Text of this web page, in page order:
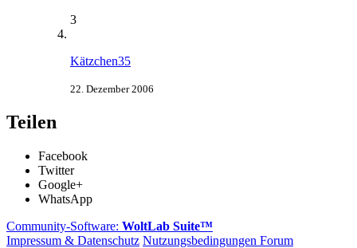
3
Kätzchen35
22. Dezember 2006
Teilen
Facebook
Twitter
Google+
WhatsApp
Community-Software: WoltLab Suite™
Impressum & Datenschutz Nutzungsbedingungen Forum